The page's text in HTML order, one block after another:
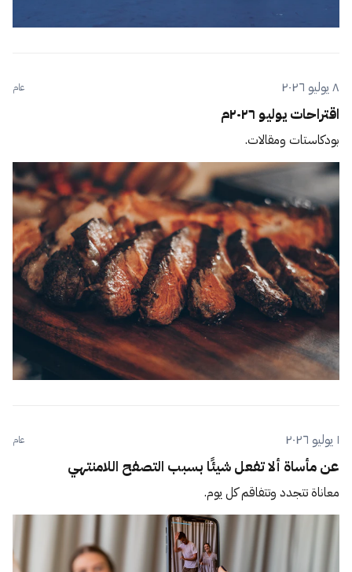
٨ يوليو ٢٠٢٦ عام
اقتراحات يوليو ٢٠٢٦م
بودكاستات ومقالات.
١ يوليو ٢٠٢٦ عام
عن مأساة ألا تفعل شيئًا بسبب التصفح اللامنتهي
معاناة تتجدد وتتفاقم كل يوم.